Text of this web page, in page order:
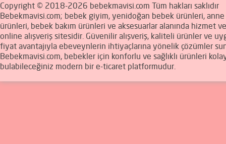
Copyright © 2018-2026 bebekmavisi.com Tüm hakları saklıdır
Bebekmavisi.com; bebek giyim, yenidoğan bebek ürünleri,
ürünleri, bebek bakım ürünleri ve aksesuarlar alanında hizmet
online alışveriş sitesidir. Güvenilir alışveriş, kaliteli ürünler ve
fiyat avantajıyla ebeveynlerin ihtiyaçlarına yönelik çözümler
Bebekmavisi.com, bebekler için konforlu ve sağlıklı ürünleri
bulabileceğiniz modern bir e-ticaret platformudur.